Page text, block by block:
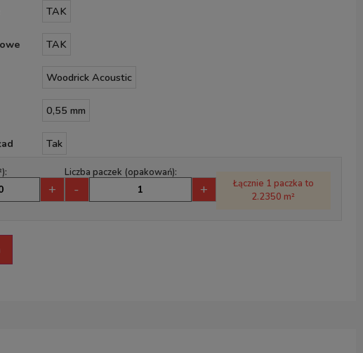
TAK
TAK
Woodrick Acoustic
0,55 mm
Tak
+
Liczba paczek (opakowań):
- +
Łącznie 1 paczka to
2.2350 m²